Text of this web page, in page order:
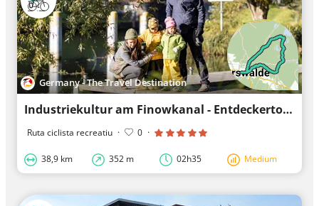
Germany - The Travel Destination
Industriekultur am Finowkanal - Entdeckertour
Ruta ciclista recreatiu · 0 ·
38,9 km 352 m 02h35 Medium